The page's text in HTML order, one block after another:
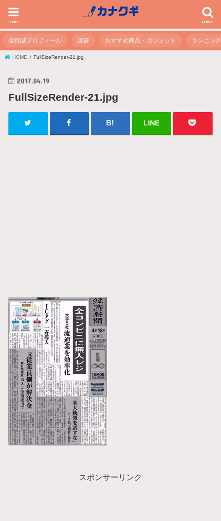
search
menu
金釘誠プロフィール 読書 おすすめ商品・ガジェット ランニング
HOME FullSizeRender-21.jpg
2017.04.19
FullSizeRender-21.jpg
LINE
スポンサーリンク